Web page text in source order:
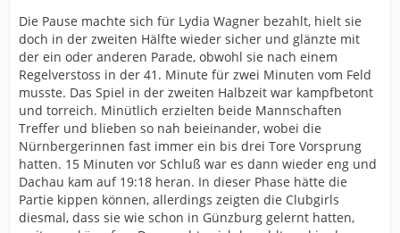
Die Pause machte sich für Lydia Wagner bezahlt, hielt sie
doch in der zweiten Hälfte wieder sicher und glänzte mit
der ein oder anderen Parade, obwohl sie nach einem
Regelverstoss in der 41. Minute für zwei Minuten vom Feld
musste. Das Spiel in der zweiten Halbzeit war kampfbetont
und torreich. Minütlich erzielten beide Mannschaften
Treffer und blieben so nah beieinander, wobei die
Nürnbergerinnen fast immer ein bis drei Tore Vorsprung
hatten. 15 Minuten vor Schluß war es dann wieder eng und
Dachau kam auf 19:18 heran. In dieser Phase hätte die
Partie kippen können, allerdings zeigten die Clubgirls
diesmal, dass sie wie schon in Günzburg gelernt hatten,